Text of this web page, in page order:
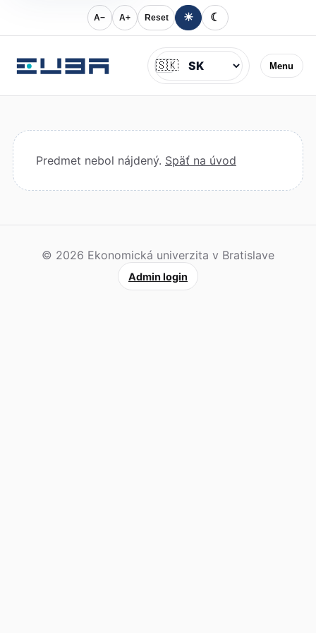
A− A+ Reset ☀ ☾
Menu
Jazyk
🇸🇰
Predmet nebol nájdený. Späť na úvod
© 2026 Ekonomická univerzita v Bratislave
Admin login